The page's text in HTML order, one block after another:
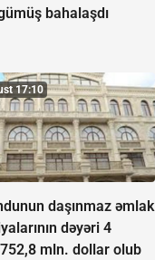
bahalaşdı
17:10
daşınmaz əmlak
dəyəri 4
mln. dollar olub